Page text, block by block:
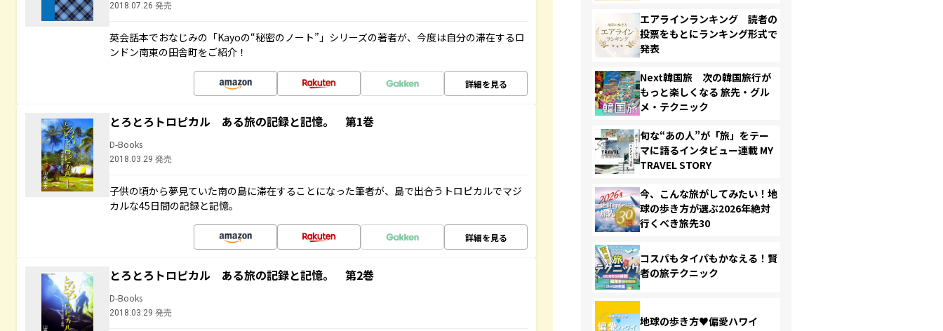
2018.07.26 発売
英会話本でおなじみの「Kayoの“秘密のノート”」シリーズの著者が、今度は自分の滞在するロ
ンドン南東の田舎町をご紹介！
詳細を見る
とろとろトロピカル ある旅の記録と記憶。 第1巻
D-Books
2018.03.29 発売
子供の頃から夢見ていた南の島に滞在することになった筆者が、島で出合うトロピカルでマジ
カルな45日間の記録と記憶。
詳細を見る
とろとろトロピカル ある旅の記録と記憶。 第2巻
D-Books
2018.03.29 発売
エアラインランキング 読者の
投票をもとにランキング形式で
発表
Next韓国旅 次の韓国旅行が
もっと楽しくなる 旅先・グル
メ・テクニック
旬な“あの人”が「旅」をテー
マに語るインタビュー連載 MY
TRAVEL STORY
今、こんな旅がしてみたい！地
球の歩き方が選ぶ2026年絶対
行くべき旅先30
コスパもタイパもかなえる！賢
者の旅テクニック
地球の歩き方♥偏愛ハワイ